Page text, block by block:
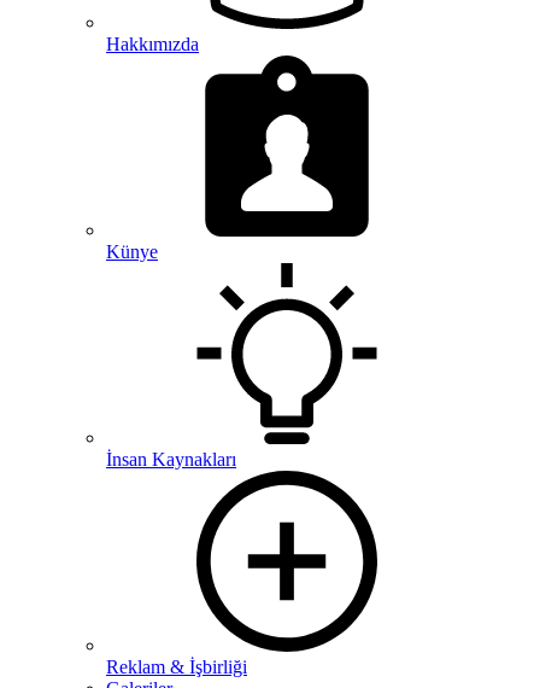
Hakkımızda
Künye
İnsan Kaynakları
Reklam & İşbirliği